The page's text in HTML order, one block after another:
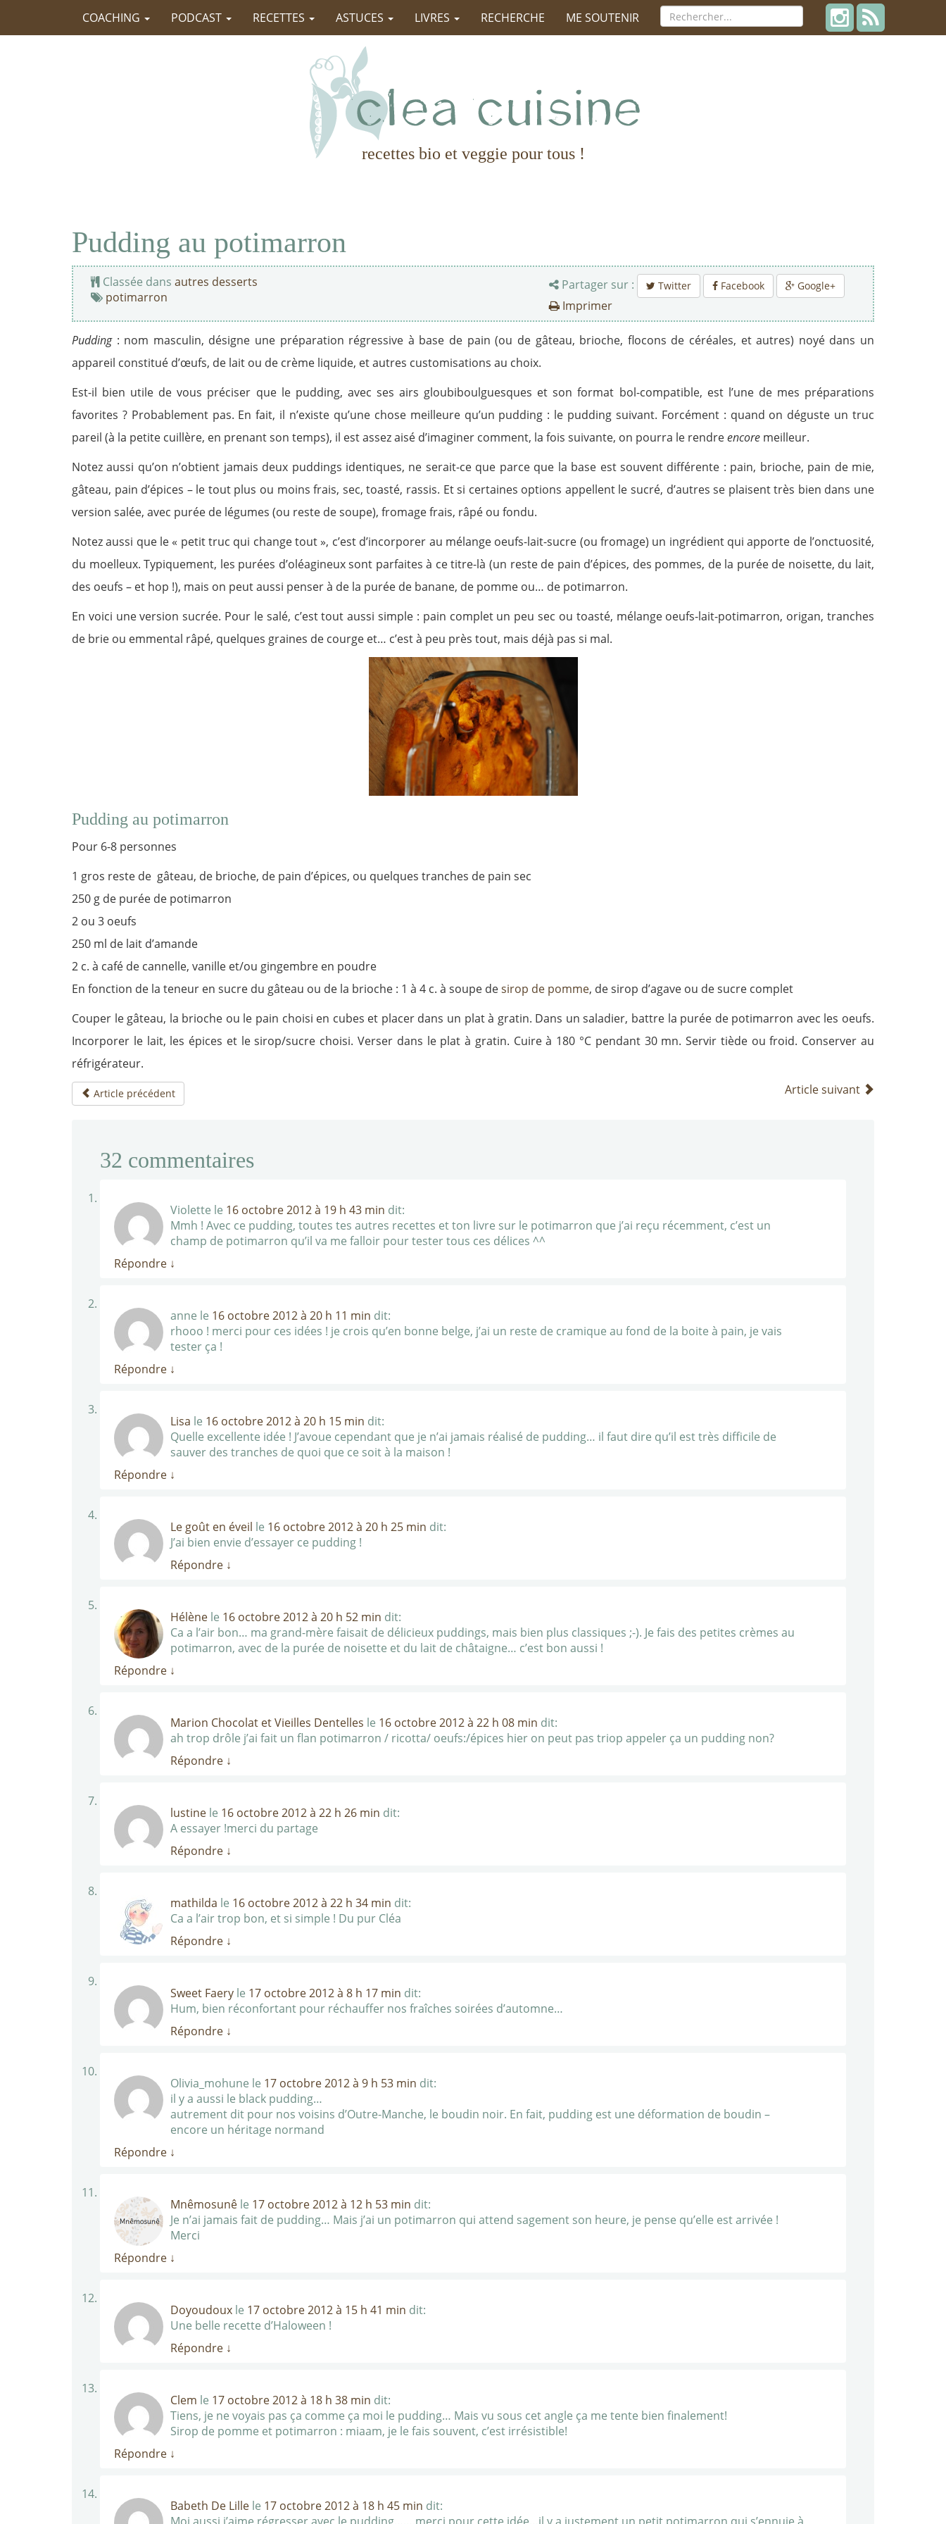
COACHING PODCAST RECETTES ASTUCES LIVRES RECHERCHE ME SOUTENIR
recettes bio et veggie pour tous !
Pudding au potimarron
Classée dans autres desserts
potimarron
Partager sur : Twitter Facebook Google+
Imprimer
Pudding: nom masculin, désigne une préparation régressive à base de pain (ou de gâteau, brioche, flocons de céréales, et autres) noyé dans un
appareil constitué d’œufs, de lait ou de crème liquide, et autres customisations au choix.
Est-il bien utile de vous préciser que le pudding, avec ses airs gloubiboulguesques et son format bol-compatible, est l’une de mes préparations
favorites ? Probablement pas. En fait, il n’existe qu’une chose meilleure qu’un pudding : le pudding suivant. Forcément : quand on déguste un truc
pareil (à la petite cuillère, en prenant son temps), il est assez aisé d’imaginer comment, la fois suivante, on pourra le rendreencore meilleur.
Notez aussi qu’on n’obtient jamais deux puddings identiques, ne serait-ce que parce que la base est souvent différente : pain, brioche, pain de mie,
gâteau, pain d’épices – le tout plus ou moins frais, sec, toasté, rassis. Et si certaines options appellent le sucré, d’autres se plaisent très bien dans une
version salée, avec purée de légumes (ou reste de soupe), fromage frais, râpé ou fondu.
Notez aussi que le « petit truc qui change tout », c’est d’incorporer au mélange oeufs-lait-sucre (ou fromage) un ingrédient qui apporte de l’onctuosité,
du moelleux. Typiquement, les purées d’oléagineux sont parfaites à ce titre-là (un reste de pain d’épices, des pommes, de la purée de noisette, du lait,
des oeufs – et hop !), mais on peut aussi penser à de la purée de banane, de pomme ou… de potimarron.
En voici une version sucrée. Pour le salé, c’est tout aussi simple : pain complet un peu sec ou toasté, mélange oeufs-lait-potimarron, origan, tranches
de brie ou emmental râpé, quelques graines de courge et… c’est à peu près tout, mais déjà pas si mal.
Pudding au potimarron
Pour 6-8 personnes
1 gros reste de gâteau, de brioche, de pain d’épices, ou quelques tranches de pain sec
250 g de purée de potimarron
2 ou 3 oeufs
250 ml de lait d’amande
2 c. à café de cannelle, vanille et/ou gingembre en poudre
En fonction de la teneur en sucre du gâteau ou de la brioche : 1 à 4 c. à soupe desirop de pomme, de sirop d’agave ou de sucre complet
Couper le gâteau, la brioche ou le pain choisi en cubes et placer dans un plat à gratin. Dans un saladier, battre la purée de potimarron avec les oeufs.
Incorporer le lait, les épices et le sirop/sucre choisi. Verser dans le plat à gratin. Cuire à 180 °C pendant 30 mn. Servir tiède ou froid. Conserver au
réfrigérateur.
Article précédent Article suivant
32 commentaires
Violette le 16 octobre 2012 à 19 h 43 min dit:
Mmh ! Avec ce pudding, toutes tes autres recettes et ton livre sur le potimarron que j’ai reçu récemment, c’est un
champ de potimarron qu’il va me falloir pour tester tous ces délices ^^
Répondre ↓
anne le 16 octobre 2012 à 20 h 11 min dit:
rhooo ! merci pour ces idées ! je crois qu’en bonne belge, j’ai un reste de cramique au fond de la boite à pain, je vais
tester ça !
Répondre ↓
Lisa le 16 octobre 2012 à 20 h 15 min dit:
Quelle excellente idée ! J’avoue cependant que je n’ai jamais réalisé de pudding… il faut dire qu’il est très difficile de
sauver des tranches de quoi que ce soit à la maison !
Répondre ↓
Le goût en éveil le 16 octobre 2012 à 20 h 25 min dit:
J’ai bien envie d’essayer ce pudding !
Répondre ↓
Hélène le 16 octobre 2012 à 20 h 52 min dit:
Ca a l’air bon… ma grand-mère faisait de délicieux puddings, mais bien plus classiques ;-). Je fais des petites crèmes au
potimarron, avec de la purée de noisette et du lait de châtaigne… c’est bon aussi !
Répondre ↓
Marion Chocolat et Vieilles Dentelles le 16 octobre 2012 à 22 h 08 min dit:
ah trop drôle j’ai fait un flan potimarron / ricotta/ oeufs:/épices hier on peut pas triop appeler ça un pudding non?
Répondre ↓
lustine le 16 octobre 2012 à 22 h 26 min dit:
A essayer !merci du partage
Répondre ↓
mathilda le 16 octobre 2012 à 22 h 34 min dit:
Ca a l’air trop bon, et si simple ! Du pur Cléa
Répondre ↓
Sweet Faery le 17 octobre 2012 à 8 h 17 min dit:
Hum, bien réconfortant pour réchauffer nos fraîches soirées d’automne…
Répondre ↓
Olivia_mohune le 17 octobre 2012 à 9 h 53 min dit:
il y a aussi le black pudding…
autrement dit pour nos voisins d’Outre-Manche, le boudin noir. En fait, pudding est une déformation de boudin –
encore un héritage normand
Répondre ↓
Mnêmosunê le 17 octobre 2012 à 12 h 53 min dit:
Je n’ai jamais fait de pudding… Mais j’ai un potimarron qui attend sagement son heure, je pense qu’elle est arrivée !
Merci
Répondre ↓
Doyoudoux le 17 octobre 2012 à 15 h 41 min dit:
Une belle recette d’Haloween !
Répondre ↓
Clem le 17 octobre 2012 à 18 h 38 min dit:
Tiens, je ne voyais pas ça comme ça moi le pudding… Mais vu sous cet angle ça me tente bien finalement!
Sirop de pomme et potimarron : miaam, je le fais souvent, c’est irrésistible!
Répondre ↓
Babeth De Lille le 17 octobre 2012 à 18 h 45 min dit: